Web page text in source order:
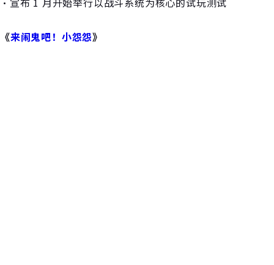
《来闹鬼吧！小怨怨》